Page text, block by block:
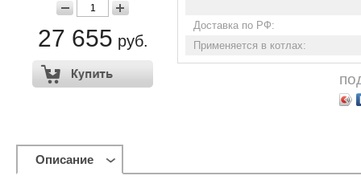
27 655 руб.
Доставка по РФ:
Применяется в котлах:
Описание